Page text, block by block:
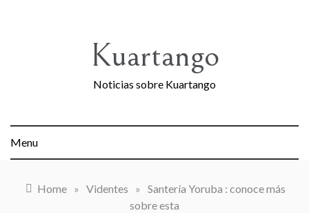
Kuartango
Noticias sobre Kuartango
Menu
Home » Videntes » Santería Yoruba : conoce más
sobre esta